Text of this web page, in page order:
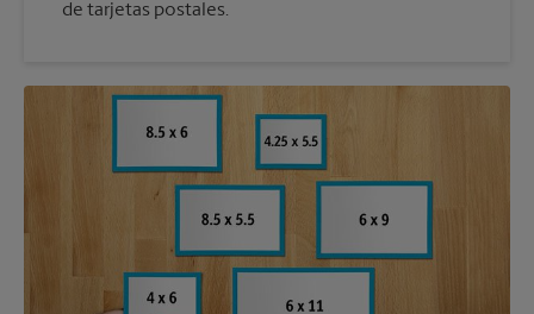
de tarjetas postales.